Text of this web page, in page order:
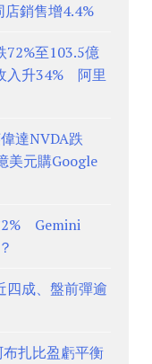
銷售增4.4%
72%至103.5億
入升34% 阿里
達NVDA跌
美元購Google
2% Gemini
四成、盤前彈逾
扎比盈虧平衡